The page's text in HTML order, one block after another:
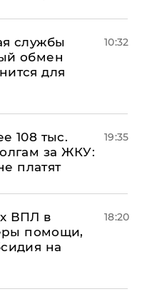
службы
обмен
для
10:32
108 тыс.
за ЖКУ:
платят
19:35
ВПЛ в
помощи,
на
18:20